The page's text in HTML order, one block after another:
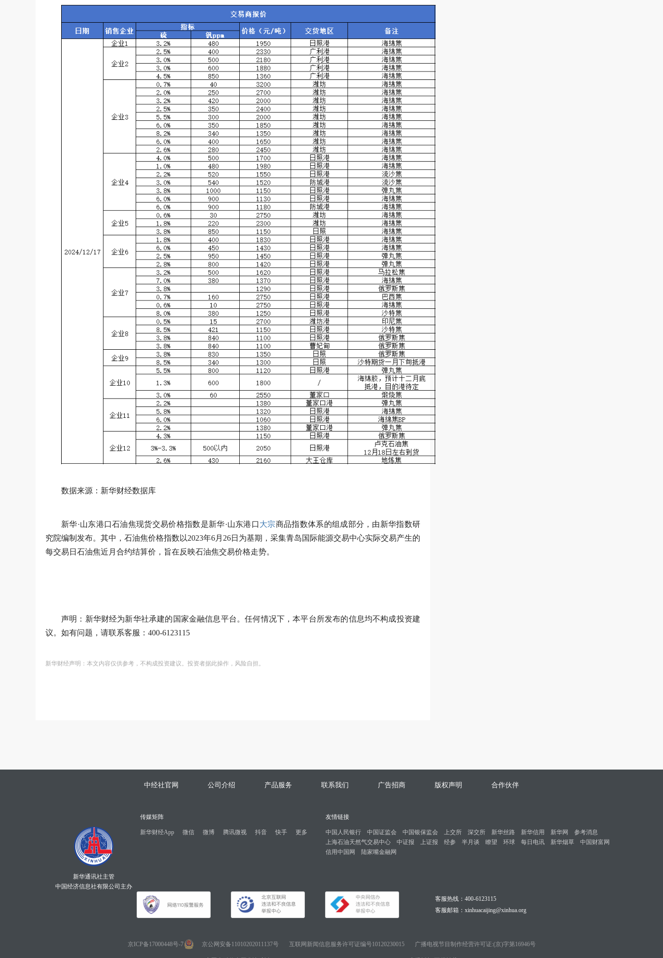
数据来源：新华财经数据库
新华·山东港口石油焦现货交易价格指数是新华·山东港口大宗商品指数体系的组成部分，由新华指数研
究院编制发布。其中，石油焦价格指数以2023年6月26日为基期，采集青岛国际能源交易中心实际交易产生的
每交易日石油焦近月合约结算价，旨在反映石油焦交易价格走势。
声明：新华财经为新华社承建的国家金融信息平台。任何情况下，本平台所发布的信息均不构成投资建
议。如有问题，请联系客服：400-6123115
新华财经声明：本文内容仅供参考，不构成投资建议。投资者据此操作，风险自担。
中经社官网 公司介绍 产品服务 联系我们 广告招商 版权声明 合作伙伴
新华通讯社主管
中国经济信息社有限公司主办
传媒矩阵
新华财经App 微信 微博 腾讯微视 抖音 快手 更多
友情链接
中国人民银行 中国证监会 中国银保监会 上交所 深交所 新华丝路 新华信用 新华网
参考消息
上海石油天然气交易中心
中证报 上证报 经参 半月谈 瞭望 环球 每日电讯 新华烟草
中国财富网
信用中国网
陆家嘴金融网
客服热线：400-6123115
客服邮箱：xinhuacaijing@xinhua.org
京ICP备17000448号-7 京公网安备11010202011137号 互联网新闻信息服务许可证编号10120230015 广播电视节目制作经营许可证:(京)字第16946号